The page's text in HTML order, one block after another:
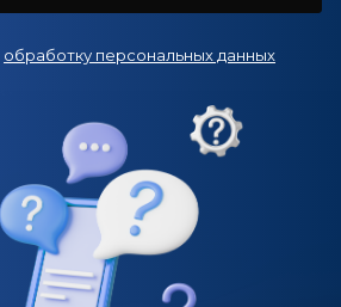
обработку персональных данных